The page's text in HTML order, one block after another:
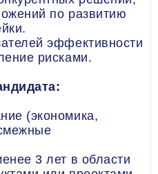
по развитию
эффективности
рисками.
(экономика,
3 лет в области